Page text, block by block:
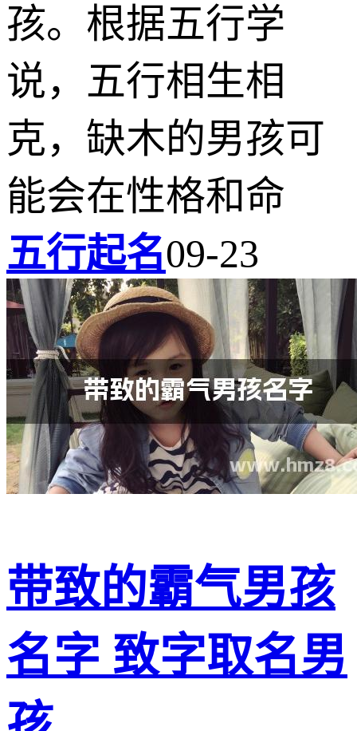
孩。根据五行学
说，五行相生相
克，缺木的男孩可
能会在性格和命
五行起名09-23
带致的霸气男孩
名字 致字取名男